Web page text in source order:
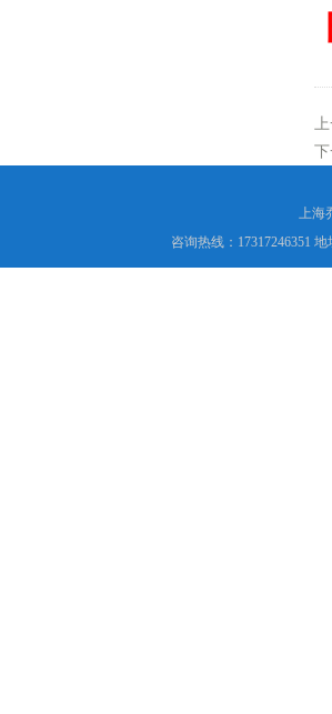
上
下
上海
咨询热线：17317246351